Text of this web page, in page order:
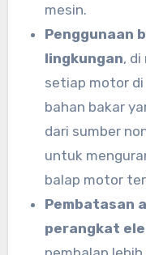
mesin.
Penggunaan
lingkungan, di
setiap motor di
bahan bakar
dari sumber
untuk
balap motor
Pembatasan
perangkat